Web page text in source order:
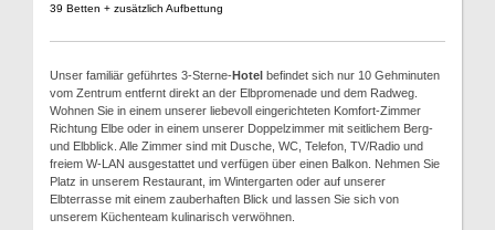
39 Betten + zusätzlich Aufbettung
Unser familiär geführtes 3-Sterne-Hotel befindet sich nur 10 Gehminuten
vom Zentrum entfernt direkt an der Elbpromenade und dem Radweg.
Wohnen Sie in einem unserer liebevoll eingerichteten Komfort-Zimmer
Richtung Elbe oder in einem unserer Doppelzimmer mit seitlichem Berg-
und Elbblick. Alle Zimmer sind mit Dusche, WC, Telefon, TV/Radio und
freiem W-LAN ausgestattet und verfügen über einen Balkon. Nehmen Sie
Platz in unserem Restaurant, im Wintergarten oder auf unserer
Elbterrasse mit einem zauberhaften Blick und lassen Sie sich von
unserem Küchenteam kulinarisch verwöhnen.